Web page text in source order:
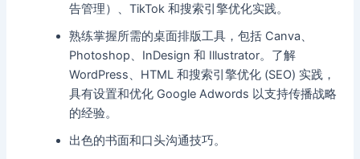
告管理）、TikTok 和搜索引擎优化实践。
熟练掌握所需的桌面排版工具，包括 Canva、
Photoshop、InDesign 和 Illustrator。了解
WordPress、HTML 和搜索引擎优化 (SEO) 实践，
具有设置和优化 Google Adwords 以支持传播战略
的经验。
出色的书面和口头沟通技巧。